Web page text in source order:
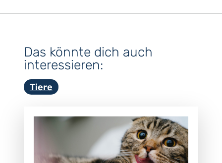
Das könnte dich auch
interessieren:
Tiere